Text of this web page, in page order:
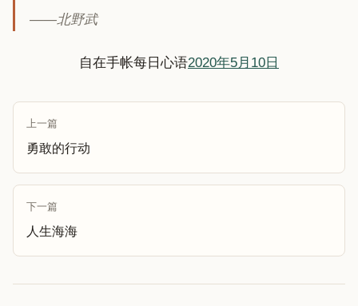
——北野武
自在手帐每日心语2020年5月10日
上一篇
勇敢的行动
下一篇
人生海海